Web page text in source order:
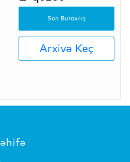
Son Buraxılış
Arxivə Keç